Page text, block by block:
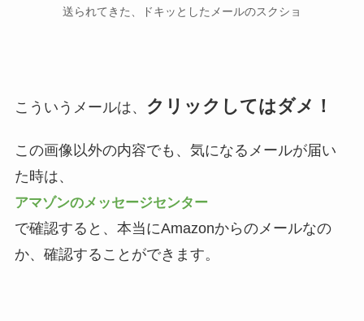
送られてきた、ドキッとしたメールのスクショ
こういうメールは、 クリックしてはダメ！
この画像以外の内容でも、気になるメールが届い
た時は、
アマゾンのメッセージセンター
で確認すると、本当にAmazonからのメールなの
か、確認することができます。